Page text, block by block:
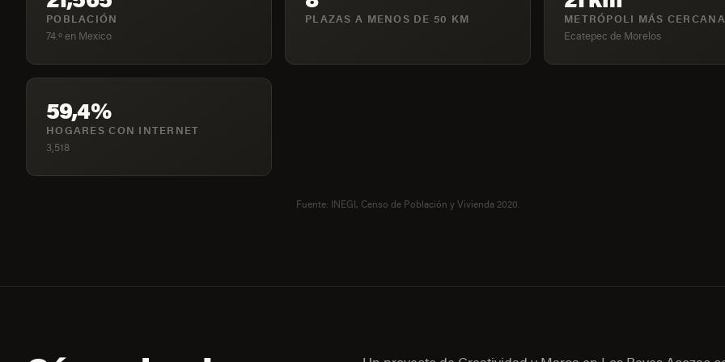
POBLACIÓN
74.º en Mexico
PLAZAS A MENOS DE 50 KM
METRÓPOLI MÁS CERCANA
Ecatepec de Morelos
59,4%
HOGARES CON INTERNET
3,518
Fuente: INEGI, Censo de Población y Vivienda 2020.